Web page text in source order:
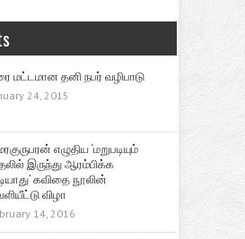
மட்டமான தனி நபர் வழிபாடு
24, 2015
எழுதிய ‘மறுபடியும்
இருந்து ஆரம்பிக்க
கவிதை நூலின்
விழா
14, 2016